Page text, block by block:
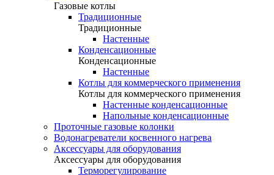
Газовые котлы
Традиционные
Традиционные
Настенные
Конденсационные
Конденсационные
Настенные
Котлы для коммерческого применения
Котлы для коммерческого применения
Настенные конденсационные
Напольные конденсационные
Проточные газовые колонки
Водонагреватели косвенного нагрева
Аксессуары для оборудования
Аксессуары для оборудования
Терморегулирование